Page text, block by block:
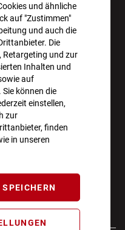
und ähnliche
auf "Zustimmen"
und auch die
Die
Retargeting und zur
Inhalten und
auf
können die
einstellen,
zur
finden
in unseren
ABONNIEREN UND
von 100€.
möglich.
10:00 - 18:00